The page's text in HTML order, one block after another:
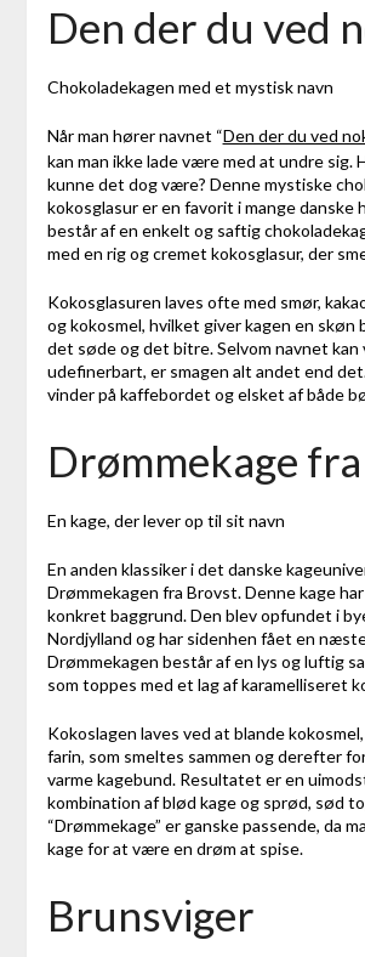
Den der du ved
Chokoladekagen med et mystisk navn
Når man hører navnet “Den der du ved
kan man ikke lade være med at undre sig.
kunne det dog være? Denne mystiske
kokosglasur er en favorit i mange danske
består af en enkelt og saftig
med en rig og cremet kokosglasur, der
Kokosglasuren laves ofte med smør,
og kokosmel, hvilket giver kagen en skøn
det søde og det bitre. Selvom navnet kan
udefinerbart, er smagen alt andet end
vinder på kaffebordet og elsket af både
Drømmekage
En kage, der lever op til sit navn
En anden klassiker i det danske
Drømmekagen fra Brovst. Denne kage
konkret baggrund. Den blev opfundet i
Nordjylland og har sidenhen fået en
Drømmekagen består af en lys og luftig
som toppes med et lag af karamelliseret
Kokoslagen laves ved at blande
farin, som smeltes sammen og derefter
varme kagebund. Resultatet er en
kombination af blød kage og sprød, sød
“Drømmekage” er ganske passende, da
kage for at være en drøm at spise.
Brunsviger